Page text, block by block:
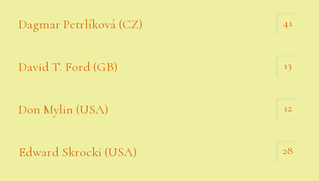
Dagmar Petrlíková (CZ) 41
David T. Ford (GB) 13
Don Mylin (USA) 12
Edward Skrocki (USA) 28